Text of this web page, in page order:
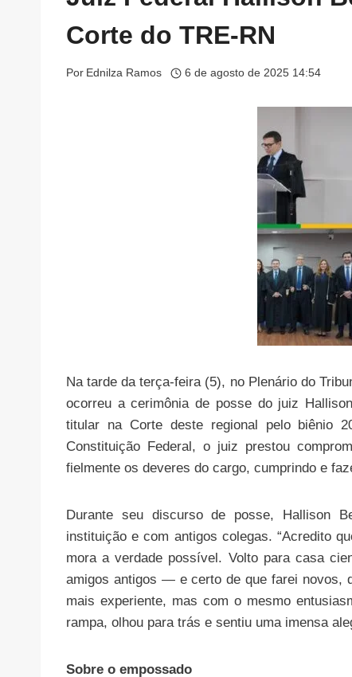
Corte do TRE-RN
Por Ednilza Ramos 6 de agosto de 2025 14:54
Na tarde da terça-feira (5), no Plenário do
ocorreu a cerimônia de posse do juiz
titular na Corte deste regional pelo biênio
Constituição Federal, o juiz prestou
fielmente os deveres do cargo, cumprindo e
Durante seu discurso de posse, Hallison
instituição e com antigos colegas. “Acredito
mora a verdade possível. Volto para casa
amigos antigos — e certo de que farei novos,
mais experiente, mas com o mesmo
rampa, olhou para trás e sentiu uma imensa
Sobre o empossado